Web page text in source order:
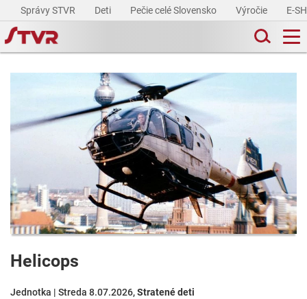
Správy STVR Deti Pečie celé Slovensko Výročie E-
Helicops
Jednotka | Streda 8.07.2026,Stratené deti